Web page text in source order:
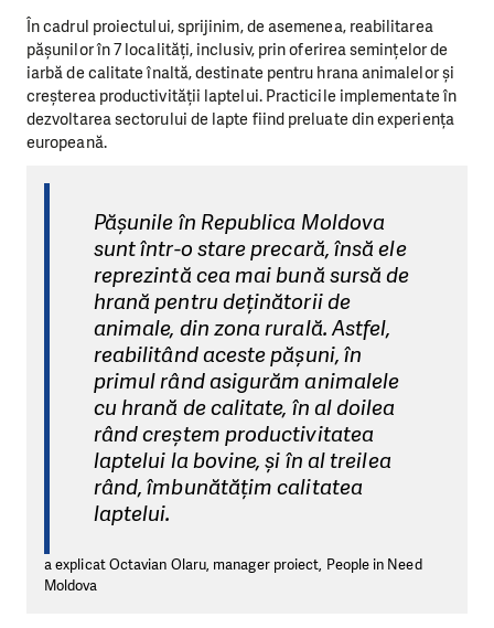
În cadrul proiectului, sprijinim, de asemenea, reabilitarea
pășunilor în 7 localități, inclusiv, prin oferirea semințelor de
iarbă de calitate înaltă, destinate pentru hrana animalelor și
creșterea productivității laptelui. Practicile implementate în
dezvoltarea sectorului de lapte fiind preluate din experiența
europeană.
Pășunile în Republica Moldova
sunt într-o stare precară, însă ele
reprezintă cea mai bună sursă de
hrană pentru deținătorii de
animale, din zona rurală. Astfel,
reabilitând aceste pășuni, în
primul rând asigurăm animalele
cu hrană de calitate, în al doilea
rând creștem productivitatea
laptelui la bovine, și în al treilea
rând, îmbunătățim calitatea
laptelui.
a explicat Octavian Olaru, manager proiect, People in Need
Moldova